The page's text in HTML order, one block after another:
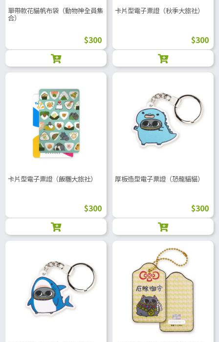
單帶款花貓帆布袋（動物神全員集
合）
$300
卡片型電子票證（秋季大旅社）
$300
卡片型電子票證（飯糰大旅社）
$300
厚板造型電子票證（恐龍貓貓）
$300